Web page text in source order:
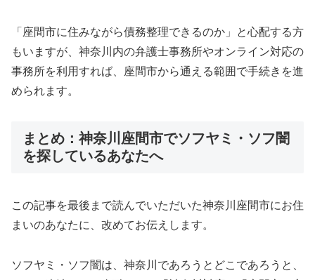
「座間市に住みながら債務整理できるのか」と心配する方
もいますが、神奈川内の弁護士事務所やオンライン対応の
事務所を利用すれば、座間市から通える範囲で手続きを進
められます。
まとめ：神奈川座間市でソフヤミ・ソフ闇
を探しているあなたへ
この記事を最後まで読んでいただいた神奈川座間市にお住
まいのあなたに、改めてお伝えします。
ソフヤミ・ソフ闇は、神奈川であろうとどこであろうと、